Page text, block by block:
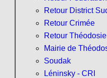
Retour District
Retour Crimée
Retour Théodosie
Mairie de
Soudak
Léninsky - CRI